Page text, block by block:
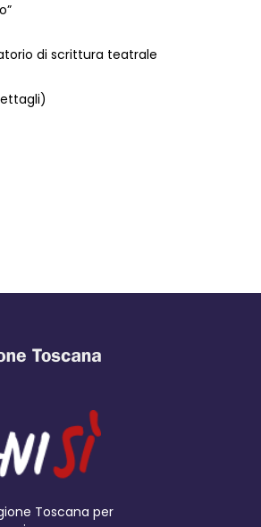
di scrittura teatrale
Facebook - apre
su X - apre una
il link e condividi -
Toscana per